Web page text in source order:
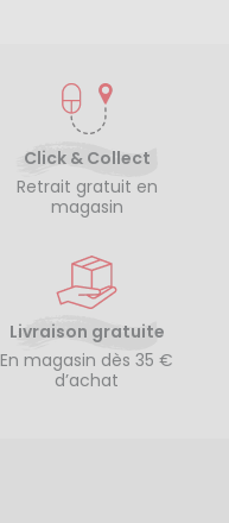
Click & Collect
Retrait gratuit en
magasin
Livraison gratuite
En magasin dès 35 €
d’achat